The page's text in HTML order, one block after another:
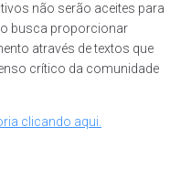
não serão aceites para
busca proporcionar
através de textos que
crítico da comunidade
clicando aqui.